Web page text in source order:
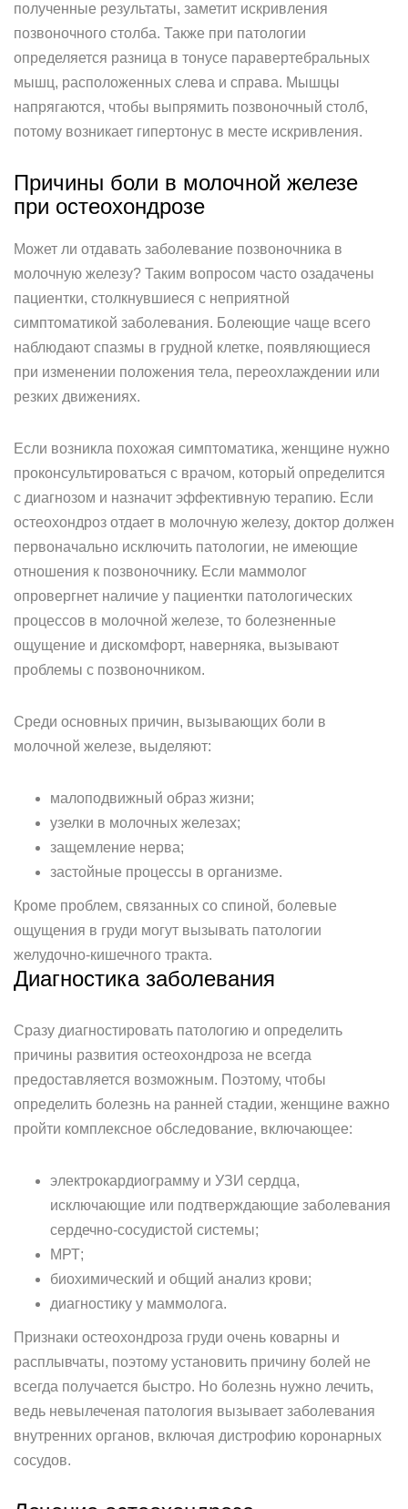
полученные результаты, заметит искривления
позвоночного столба. Также при патологии
определяется разница в тонусе паравертебральных
мышц, расположенных слева и справа. Мышцы
напрягаются, чтобы выпрямить позвоночный столб,
потому возникает гипертонус в месте искривления.
Причины боли в молочной железе
при остеохондрозе
Может ли отдавать заболевание позвоночника в
молочную железу? Таким вопросом часто озадачены
пациентки, столкнувшиеся с неприятной
симптоматикой заболевания. Болеющие чаще всего
наблюдают спазмы в грудной клетке, появляющиеся
при изменении положения тела, переохлаждении или
резких движениях.
Если возникла похожая симптоматика, женщине нужно
проконсультироваться с врачом, который определится
с диагнозом и назначит эффективную терапию. Если
остеохондроз отдает в молочную железу, доктор должен
первоначально исключить патологии, не имеющие
отношения к позвоночнику. Если маммолог
опровергнет наличие у пациентки патологических
процессов в молочной железе, то болезненные
ощущение и дискомфорт, наверняка, вызывают
проблемы с позвоночником.
Среди основных причин, вызывающих боли в
молочной железе, выделяют:
малоподвижный образ жизни;
узелки в молочных железах;
защемление нерва;
застойные процессы в организме.
Кроме проблем, связанных со спиной, болевые
ощущения в груди могут вызывать патологии
желудочно-кишечного тракта.
Диагностика заболевания
Сразу диагностировать патологию и определить
причины развития остеохондроза не всегда
предоставляется возможным. Поэтому, чтобы
определить болезнь на ранней стадии, женщине важно
пройти комплексное обследование, включающее:
электрокардиограмму и УЗИ сердца,
исключающие или подтверждающие заболевания
сердечно-сосудистой системы;
МРТ;
биохимический и общий анализ крови;
диагностику у маммолога.
Признаки остеохондроза груди очень коварны и
расплывчаты, поэтому установить причину болей не
всегда получается быстро. Но болезнь нужно лечить,
ведь невылеченая патология вызывает заболевания
внутренних органов, включая дистрофию коронарных
сосудов.